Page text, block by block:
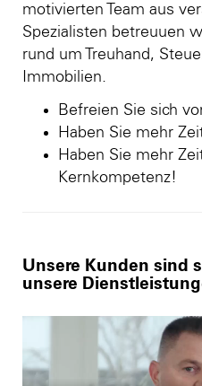
motivierten Team aus
Spezialisten betreuuen
rund um Treuhand,
Immobilien.
Befreien Sie sich
Haben Sie mehr
Haben Sie mehr
Kernkompetenz!
Unsere Kunden sind
unsere